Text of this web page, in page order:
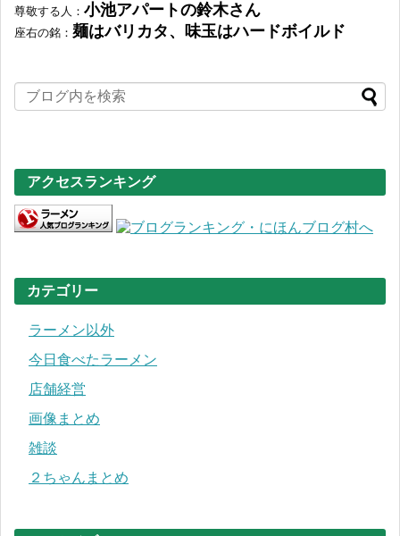
尊敬する人 ： 小池アパートの鈴木さん
座右の銘 ： 麺はバリカタ、味玉はハードボイルド
アクセスランキング
カテゴリー
ラーメン以外
今日食べたラーメン
店舗経営
画像まとめ
雑談
２ちゃんまとめ